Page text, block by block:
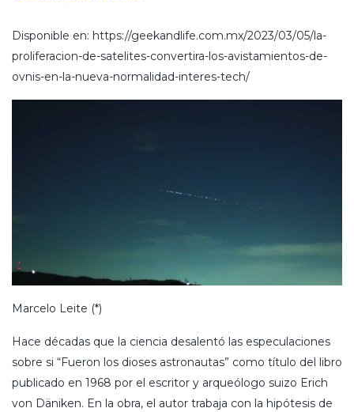
Disponible en: https://geekandlife.com.mx/2023/03/05/la-
proliferacion-de-satelites-convertira-los-avistamientos-de-
ovnis-en-la-nueva-normalidad-interes-tech/
Marcelo Leite (*)
Hace décadas que la ciencia desalentó las especulaciones
sobre si “Fueron los dioses astronautas” como título del libro
publicado en 1968 por el escritor y arqueólogo suizo Erich
von Däniken. En la obra, el autor trabaja con la hipótesis de